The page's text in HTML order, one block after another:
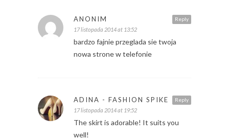
Reply
ANONIM
17 listopada 2014 at 13:52
bardzo fajnie przeglada sie twoja
nowa strone w telefonie
Reply
ADINA - FASHION SPIKE
17 listopada 2014 at 19:52
The skirt is adorable! It suits you
well!